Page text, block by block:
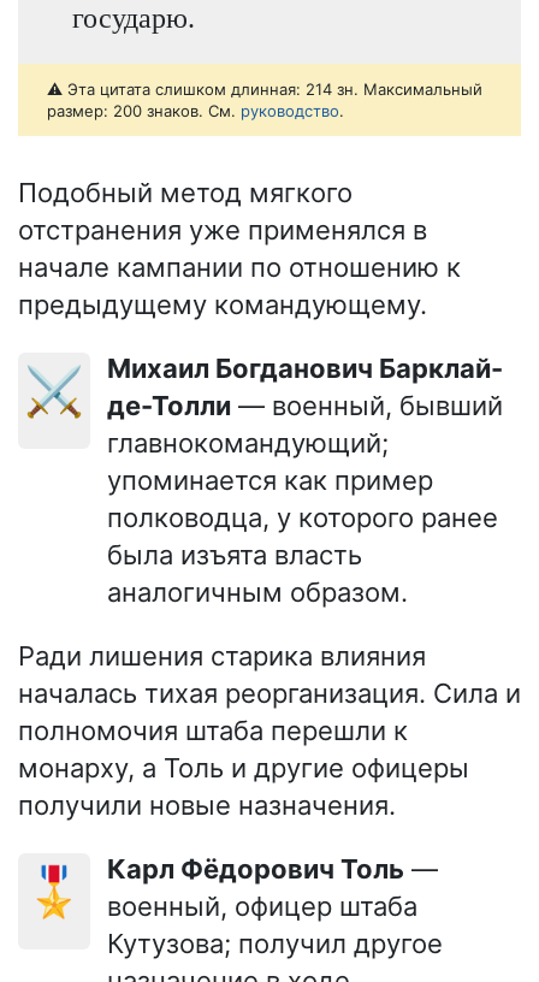
государю.
⚠️ Эта цитата слишком длинная: 214 зн. Максимальный
размер: 200 знаков. См. руководство.
Подобный метод мягкого
отстранения уже применялся в
начале кампании по отношению к
предыдущему командующему.
⚔️
Михаил Богданович Барклай-
де-Толли — военный, бывший
главнокомандующий;
упоминается как пример
полководца, у которого ранее
была изъята власть
аналогичным образом.
Ради лишения старика влияния
началась тихая реорганизация. Сила и
полномочия штаба перешли к
монарху, а Толь и другие офицеры
получили новые назначения.
🎖️ Карл Фёдорович Толь —
военный, офицер штаба
Кутузова; получил другое